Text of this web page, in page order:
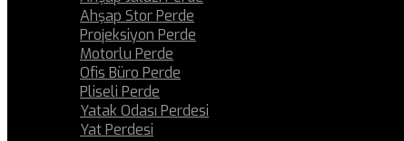
Ahşap Stor Perde
Projeksiyon Perde
Motorlu Perde
Ofis Büro Perde
Pliseli Perde
Yatak Odası Perdesi
Yat Perdesi